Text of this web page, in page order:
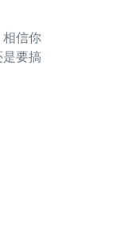
信你
要搞